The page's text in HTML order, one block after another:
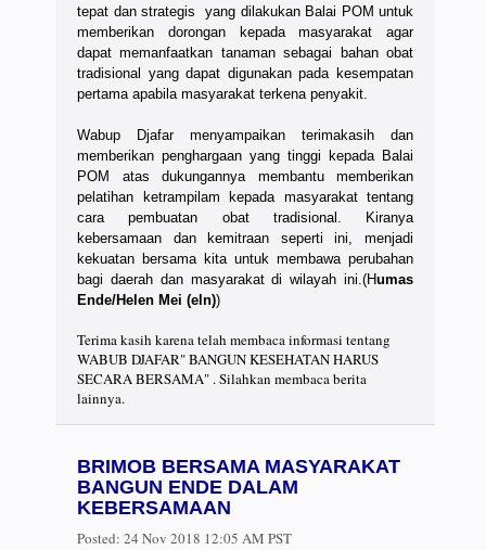
tepat dan strategis yang dilakukan Balai POM untuk
memberikan dorongan kepada masyarakat agar
dapat memanfaatkan tanaman sebagai bahan obat
tradisional yang dapat digunakan pada kesempatan
pertama apabila masyarakat terkena penyakit.
Wabup Djafar menyampaikan terimakasih dan
memberikan penghargaan yang tinggi kepada Balai
POM atas dukungannya membantu memberikan
pelatihan ketrampilam kepada masyarakat tentang
cara pembuatan obat tradisional. Kiranya
kebersamaan dan kemitraan seperti ini, menjadi
kekuatan bersama kita untuk membawa perubahan
bagi daerah dan masyarakat di wilayah ini.(Humas
Ende/Helen Mei (eln))
Terima kasih karena telah membaca informasi tentang
WABUB DJAFAR" BANGUN KESEHATAN HARUS
SECARA BERSAMA" . Silahkan membaca berita
lainnya.
BRIMOB BERSAMA MASYARAKAT
BANGUN ENDE DALAM
KEBERSAMAAN
Posted: 24 Nov 2018 12:05 AM PST